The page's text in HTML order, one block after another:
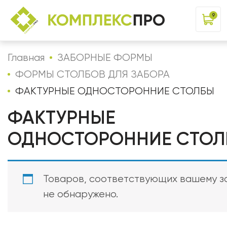
9
Главная
ЗАБОРНЫЕ ФОРМЫ
ФОРМЫ СТОЛБОВ ДЛЯ ЗАБОРА
ФАКТУРНЫЕ ОДНОСТОРОННИЕ СТОЛБЫ
ФАКТУРНЫЕ
ОДНОСТОРОННИЕ
Товаров, соответствующих вашему
не обнаружено.